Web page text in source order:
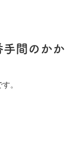
間のかか
。